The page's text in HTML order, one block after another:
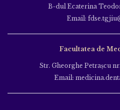
B-dul Ecaterina
Email:
Facultatea de
Str. Gheorghe Petraşcu
Email: